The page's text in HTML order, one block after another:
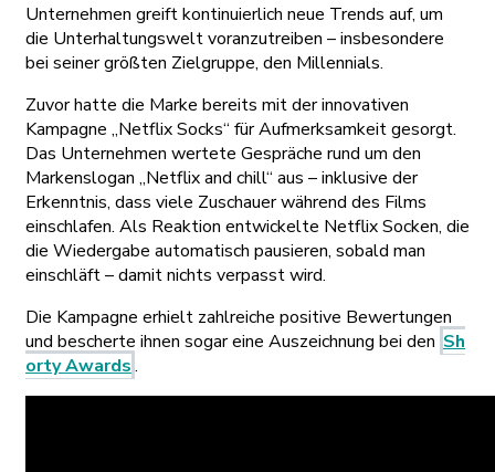
Unternehmen greift kontinuierlich neue Trends auf, um
die Unterhaltungswelt voranzutreiben – insbesondere
bei seiner größten Zielgruppe, den Millennials.
Zuvor hatte die Marke bereits mit der innovativen
Kampagne „Netflix Socks“ für Aufmerksamkeit gesorgt.
Das Unternehmen wertete Gespräche rund um den
Markenslogan „Netflix and chill“ aus – inklusive der
Erkenntnis, dass viele Zuschauer während des Films
einschlafen. Als Reaktion entwickelte Netflix Socken, die
die Wiedergabe automatisch pausieren, sobald man
einschläft – damit nichts verpasst wird.
Die Kampagne erhielt zahlreiche positive Bewertungen
und bescherte ihnen sogar eine Auszeichnung bei den Sh
orty Awards.